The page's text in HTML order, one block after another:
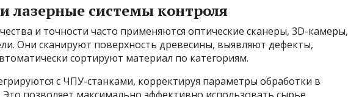
лазерные системы контроля
и точности часто применяются оптические сканеры, 3D-камеры,
Они сканируют поверхность древесины, выявляют дефекты,
сортируют материал по категориям.
с ЧПУ-станками, корректируя параметры обработки в